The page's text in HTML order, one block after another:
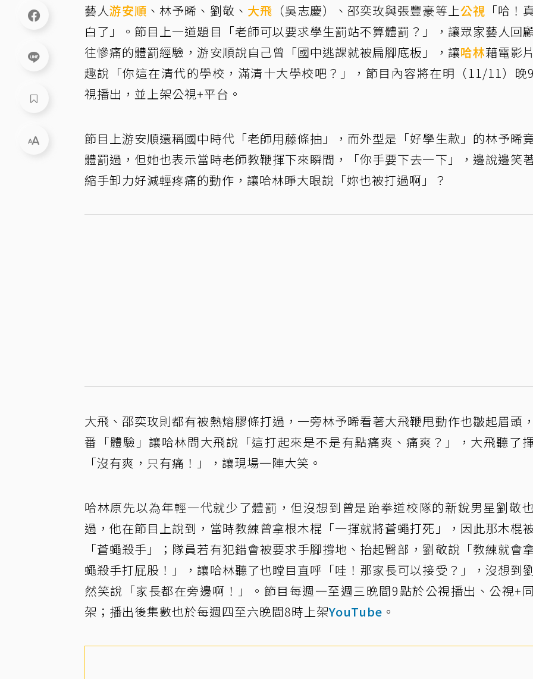
藝人游安順 、林予晞、劉敬、 大飛 （吳志慶）、邵奕玫與張豐豪等上公視 「哈！
白了」。節目上一道題目「老師可以要求學生罰站不算體罰？」，讓眾家藝人回
往慘痛的體罰經驗，游安順說自己曾「國中逃課就被扁腳底板」，讓哈林藉電影
趣說「你這在清代的學校，滿清十大學校吧？」，節目內容將在明（11/11）晚
視播出，並上架公視+平台。
節目上游安順還稱國中時代「老師用藤條抽」，而外型是「好學生款」的林予晞
體罰過，但她也表示當時老師教鞭揮下來瞬間，「你手要下去一下」，邊說邊笑
縮手卸力好減輕疼痛的動作，讓哈林睜大眼說「妳也被打過啊」？
大飛、邵奕玫則都有被熱熔膠條打過，一旁林予晞看著大飛鞭甩動作也皺起眉頭
番「體驗」讓哈林問大飛說「這打起來是不是有點痛爽、痛爽？」，大飛聽了
「沒有爽，只有痛！」，讓現場一陣大笑。
哈林原先以為年輕一代就少了體罰，但沒想到曾是跆拳道校隊的新銳男星劉敬
過，他在節目上說到，當時教練曾拿根木棍「一揮就將蒼蠅打死」，因此那木棍
「蒼蠅殺手」；隊員若有犯錯會被要求手腳撐地、抬起臀部，劉敬說「教練就會
蠅殺手打屁股！」，讓哈林聽了也瞠目直呼「哇！那家長可以接受？」，沒想到
然笑說「家長都在旁邊啊！」。節目每週一至週三晚間9點於公視播出、公視+
架；播出後集數也於每週四至六晚間8時上架YouTube 。